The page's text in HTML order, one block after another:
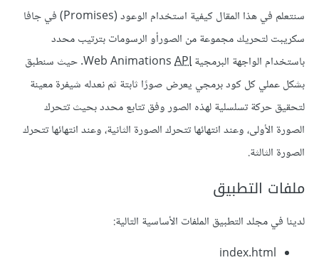
سنتعلم في هذا المقال كيفية استخدام الوعود (Promises) في جافا
سكريبت لتحريك مجموعة من الصورأو الرسومات بترتيب محدد
باستخدام الواجهة البرمجية Web AnimationsAPI
. حيث سنطبق
بشكل عملي كل كود برمجي يعرض صورًا ثابتة ثم نعدله شيفرة معينة
لتحقيق حركة تسلسلية لهذه الصور وفق تتابع محدد بحيث تتحرك
الصورة الأولى، وعند انتهائها تتحرك الصورة الثانية، وعند انتهائها تتحرك
الصورة الثالثة.
ملفات التطبيق
لدينا في مجلد التطبيق الملفات الأساسية التالية:
index.html